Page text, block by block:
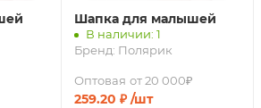
Шапка для малышей
В наличии: 1
Бренд: Полярик
Оптовая от 20 000₽
259.20 ₽ /шт